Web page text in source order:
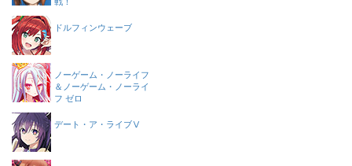
ドルフィンウェーブ
ノーゲーム・ノーライフ
＆ノーゲーム・ノーライ
フ ゼロ
デート・ア・ライブⅤ